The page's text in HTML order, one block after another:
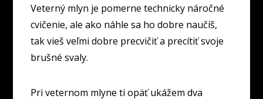
Veterný mlyn je pomerne technicky náročné
cvičenie, ale ako náhle sa ho dobre naučíš,
tak vieš veľmi dobre precvičiť a precítiť svoje
brušné svaly.
Pri veternom mlyne ti opäť ukážem dva